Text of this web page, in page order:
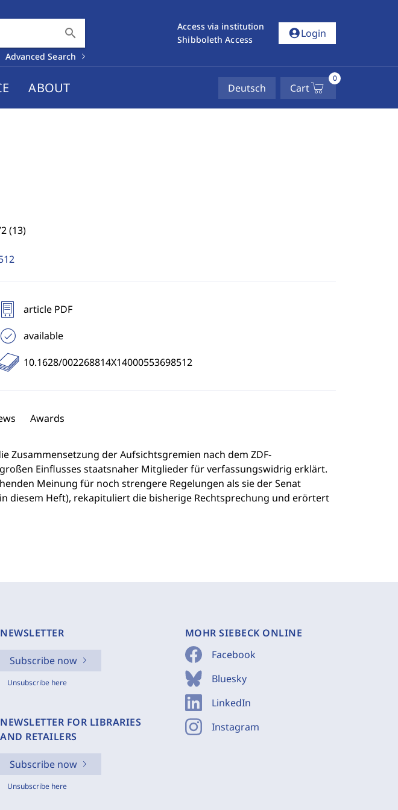
search
Advanced Search
Access via institution
Shibboleth Access
account_circleLogin
ABOUT Deutsch Cart
0
(13)
article PDF
available
10.1628/002268814X14000553698512
Awards
Zusammensetzung der Aufsichtsgremien nach dem ZDF-
Einflusses staatsnaher Mitglieder für verfassungswidrig erklärt.
Meinung für noch strengere Regelungen als sie der Senat
diesem Heft), rekapituliert die bisherige Rechtsprechung und erörtert
NEWSLETTER
Subscribe now
Unsubscribe here
NEWSLETTER FOR LIBRARIES
AND RETAILERS
Subscribe now
Unsubscribe here
MOHR SIEBECK ONLINE
Facebook
Bluesky
LinkedIn
Instagram